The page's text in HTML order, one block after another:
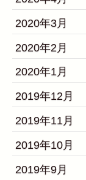
2020年3月
2020年2月
2020年1月
2019年12月
2019年11月
2019年10月
2019年9月